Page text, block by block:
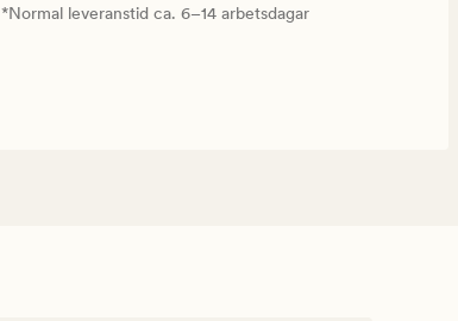
*Normal leveranstid ca. 6–14 arbetsdagar